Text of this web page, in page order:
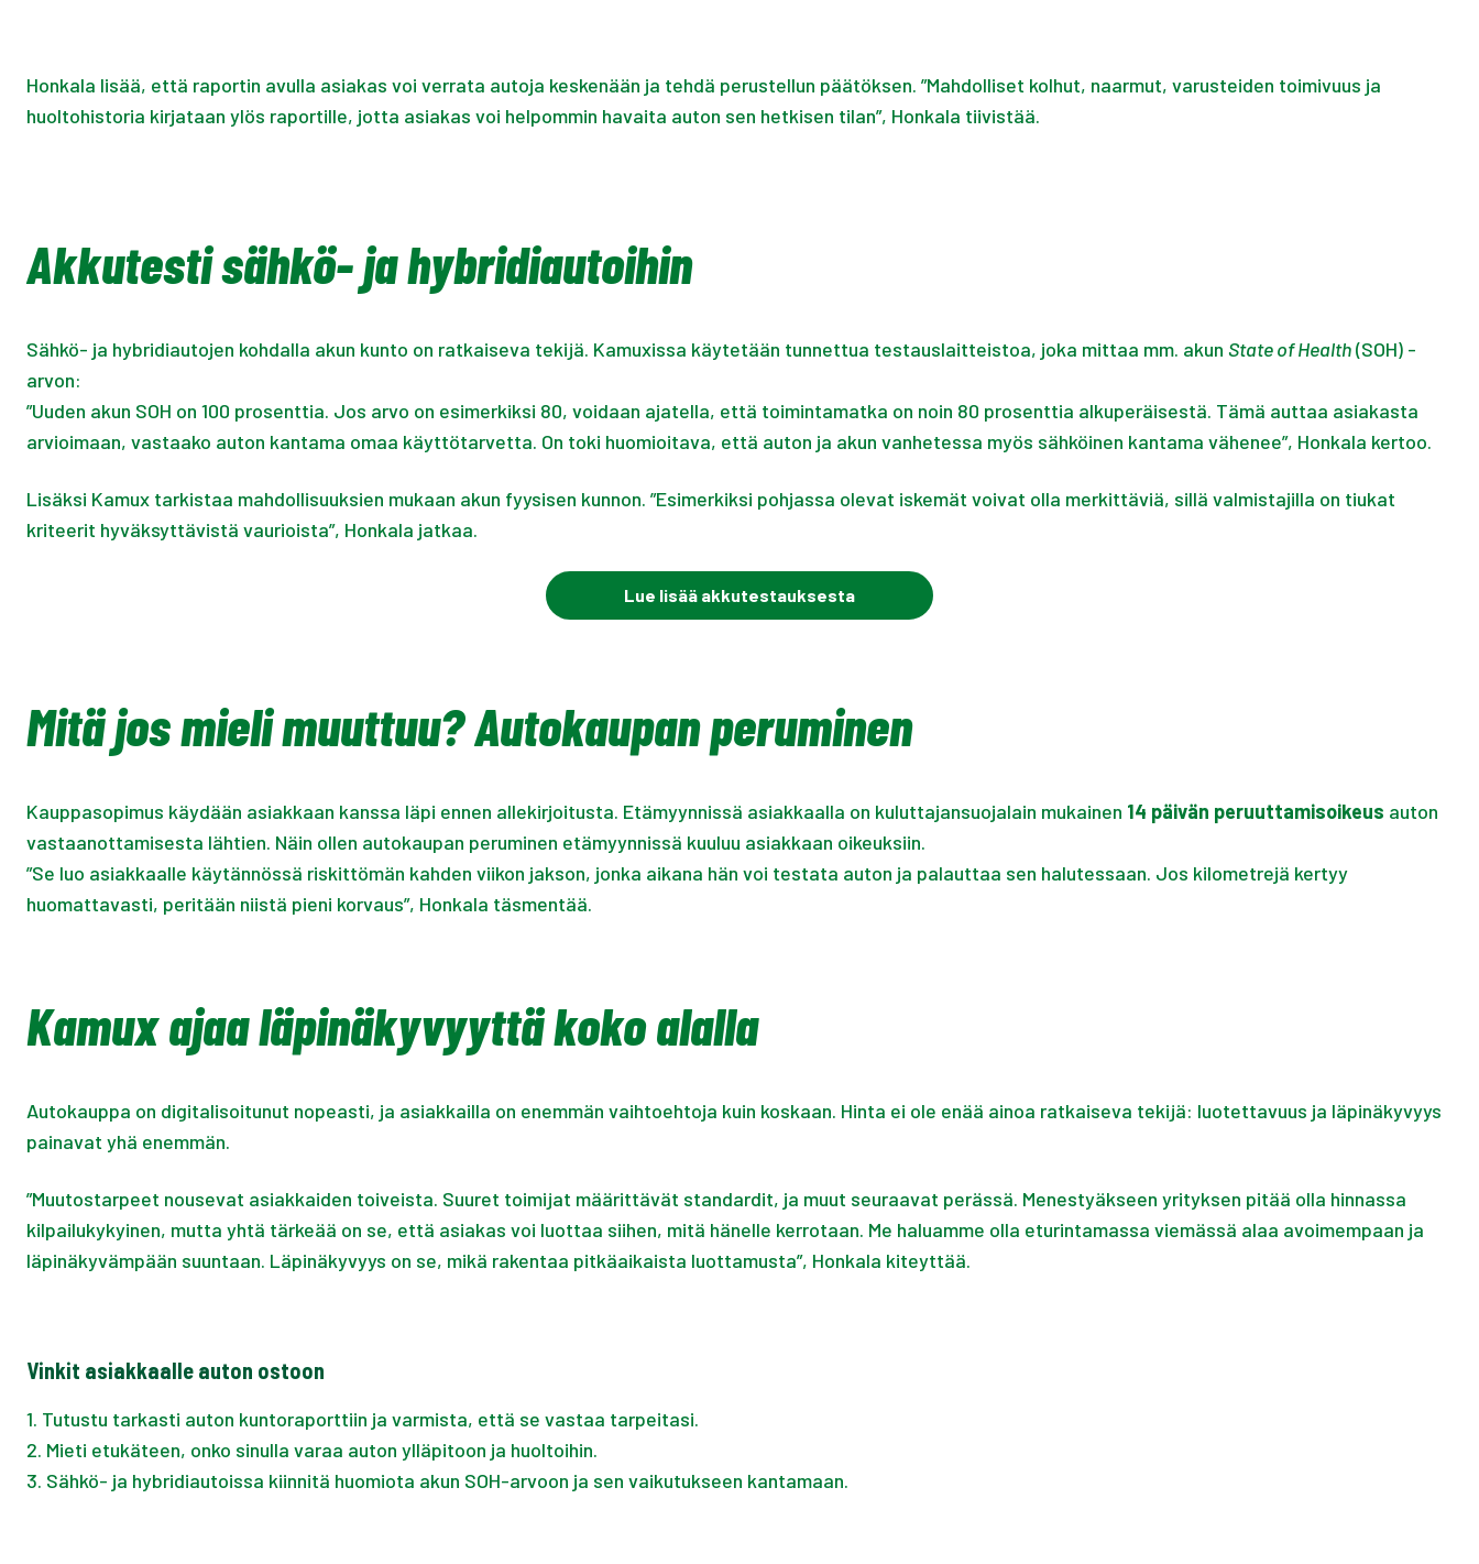
Honkala lisää, että raportin avulla asiakas voi verrata autoja keskenään ja tehdä perustellun päätöksen. ”Mahdolliset kolhut, naarmut, varusteiden toimivuus ja
huoltohistoria kirjataan ylös raportille, jotta asiakas voi helpommin havaita auton sen hetkisen tilan”, Honkala tiivistää.
Akkutesti sähkö- ja hybridiautoihin
Sähkö- ja hybridiautojen kohdalla akun kunto on ratkaiseva tekijä. Kamuxissa käytetään tunnettua testauslaitteistoa, joka mittaa mm. akun State of Health(SOH) -
arvon:
”Uuden akun SOH on 100 prosenttia. Jos arvo on esimerkiksi 80, voidaan ajatella, että toimintamatka on noin 80 prosenttia alkuperäisestä. Tämä auttaa asiakasta
arvioimaan, vastaako auton kantama omaa käyttötarvetta. On toki huomioitava, että auton ja akun vanhetessa myös sähköinen kantama vähenee”, Honkala kertoo.
Lisäksi Kamux tarkistaa mahdollisuuksien mukaan akun fyysisen kunnon. ”Esimerkiksi pohjassa olevat iskemät voivat olla merkittäviä, sillä valmistajilla on tiukat
kriteerit hyväksyttävistä vaurioista”, Honkala jatkaa.
Lue lisää akkutestauksesta
Mitä jos mieli muuttuu? Autokaupan peruminen
Kauppasopimus käydään asiakkaan kanssa läpi ennen allekirjoitusta. Etämyynnissä asiakkaalla on kuluttajansuojalain mukainen 14 päivän peruuttamisoikeus auton
vastaanottamisesta lähtien. Näin ollen autokaupan peruminen etämyynnissä kuuluu asiakkaan oikeuksiin.
”Se luo asiakkaalle käytännössä riskittömän kahden viikon jakson, jonka aikana hän voi testata auton ja palauttaa sen halutessaan. Jos kilometrejä kertyy
huomattavasti, peritään niistä pieni korvaus”, Honkala täsmentää.
Kamux ajaa läpinäkyvyyttä koko alalla
Autokauppa on digitalisoitunut nopeasti, ja asiakkailla on enemmän vaihtoehtoja kuin koskaan. Hinta ei ole enää ainoa ratkaiseva tekijä: luotettavuus ja läpinäkyvyys
painavat yhä enemmän.
”Muutostarpeet nousevat asiakkaiden toiveista. Suuret toimijat määrittävät standardit, ja muut seuraavat perässä. Menestyäkseen yrityksen pitää olla hinnassa
kilpailukykyinen, mutta yhtä tärkeää on se, että asiakas voi luottaa siihen, mitä hänelle kerrotaan. Me haluamme olla eturintamassa viemässä alaa avoimempaan ja
läpinäkyvämpään suuntaan. Läpinäkyvyys on se, mikä rakentaa pitkäaikaista luottamusta”, Honkala kiteyttää.
Vinkit asiakkaalle auton ostoon
1. Tutustu tarkasti auton kuntoraporttiin ja varmista, että se vastaa tarpeitasi.
2. Mieti etukäteen, onko sinulla varaa auton ylläpitoon ja huoltoihin.
3. Sähkö- ja hybridiautoissa kiinnitä huomiota akun SOH-arvoon ja sen vaikutukseen kantamaan.